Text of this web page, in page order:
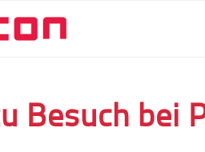
Besuch bei